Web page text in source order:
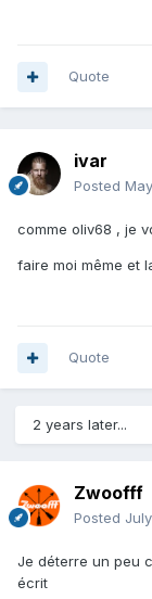
Quote
ivar
Posted
comme oliv68 , je
faire moi même et
Quote
2 years later...
Zwoofff
Posted
Je déterre un peu
écrit